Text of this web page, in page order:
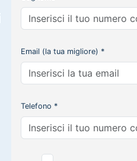
Email (la tua migliore) *
Telefono *